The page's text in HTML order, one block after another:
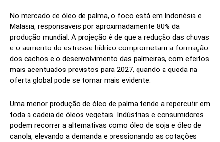
No mercado de óleo de palma, o foco está em Indonésia e
Malásia, responsáveis por aproximadamente 80% da
produção mundial. A projeção é de que a redução das chuvas
e o aumento do estresse hídrico comprometam a formação
dos cachos e o desenvolvimento das palmeiras, com efeitos
mais acentuados previstos para 2027, quando a queda na
oferta global pode se tornar mais evidente.
Uma menor produção de óleo de palma tende a repercutir em
toda a cadeia de óleos vegetais. Indústrias e consumidores
podem recorrer a alternativas como óleo de soja e óleo de
canola, elevando a demanda e pressionando as cotações